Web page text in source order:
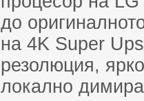
до
на 4K Super
резолюция,
локално